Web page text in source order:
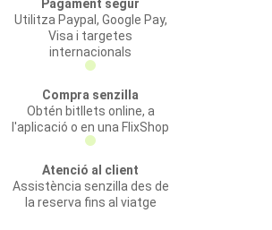
Pagament segur
Utilitza Paypal, Google Pay,
Visa i targetes
internacionals
Compra senzilla
Obtén bitllets online, a
l'aplicació o en una FlixShop
Atenció al client
Assistència senzilla des de
la reserva fins al viatge